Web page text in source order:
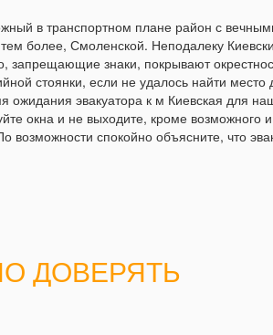
в транспортном плане район с
более, Смоленской. Неподалеку
знаки, покрывают
стоянки, если не удалось найти место
эвакуатора к м Киевская для
окна и не выходите, кроме возможного
спокойно объясните, что
ДОВЕРЯТЬ